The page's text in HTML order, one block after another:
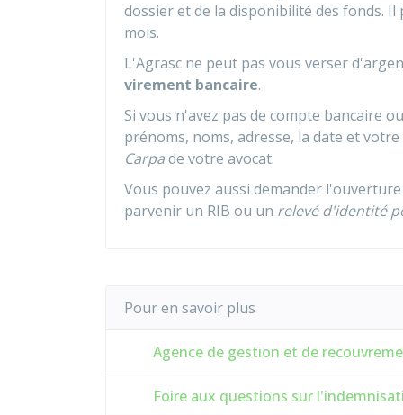
dossier et de la disponibilité des fonds.
mois.
L'Agrasc ne peut pas vous verser
virement bancaire.
Si vous n'avez pas de compte bancaire
prénoms, noms, adresse, la date et
Carpade votre avocat.
Vous pouvez aussi demander
parvenir un RIB ou un relevé d'identité
Pour en savoir plus
Agence de gestion et de
Foire aux questions sur